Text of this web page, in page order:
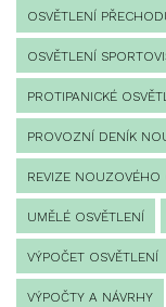
OSVĚTLENÍ
OSVĚTLENÍ
PROTIPANICKÉ
PROVOZNÍ DENÍK
REVIZE NOUZOVÉHO
UMĚLÉ OSVĚTLENÍ
VÝPOČET OSVĚTLENÍ
VÝPOČTY A NÁVRHY